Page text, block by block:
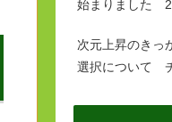
始まりました
次元上昇のき
選択について